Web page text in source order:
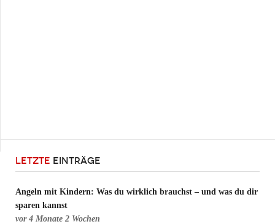
LETZTE EINTRÄGE
Angeln mit Kindern: Was du wirklich brauchst – und was du dir
sparen kannst
vor 4 Monate 2 Wochen